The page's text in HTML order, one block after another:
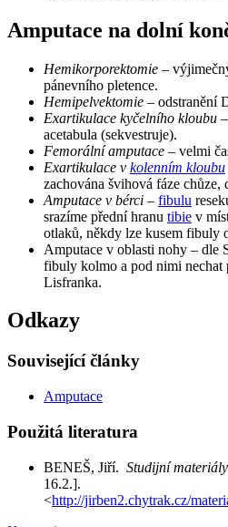
Amputace na dolní
Hemikorporektomie –
pánevního pletence.
Hemipelvektomie – odstranění
Exartikulace kyčelního kloubu
acetabula (sekvestruje).
Femorální amputace – velmi
Exartikulace v kolenním kloubu
zachována švihová fáze chůze,
Amputace v bérci – fibulu
srazíme přední hranu tibie v
otlaků, někdy lze kusem fibuly
Amputace v oblasti nohy – dle
fibuly kolmo a pod nimi nechat
Lisfranka.
Odkazy
Související články
Amputace
Použitá literatura
BENEŠ, Jiří. Studijní materiály
16.2.].
<http://jirben2.chytrak.cz/